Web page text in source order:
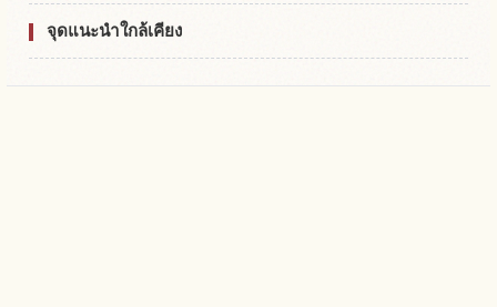
จุดแนะนำใกล้เคียง